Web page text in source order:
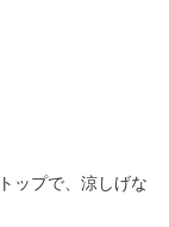
ップで、涼しげな